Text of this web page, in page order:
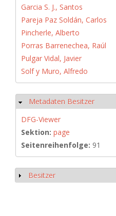
Garcia S. J., Santos
Pareja Paz Soldán, Carlos
Pincherle, Alberto
Porras Barrenechea, Raúl
Pulgar Vidal, Javier
Solf y Muro, Alfredo
Ausblenden
Metadaten Besitzer
DFG-Viewer
Sektion: page
Seitenreihenfolge: 91
Anzeigen
Besitzer